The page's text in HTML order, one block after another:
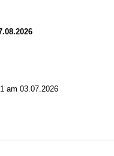
am 03.07.2026